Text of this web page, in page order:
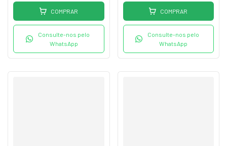
COMPRAR
Consulte-nos pelo
WhatsApp
COMPRAR
Consulte-nos pelo
WhatsApp